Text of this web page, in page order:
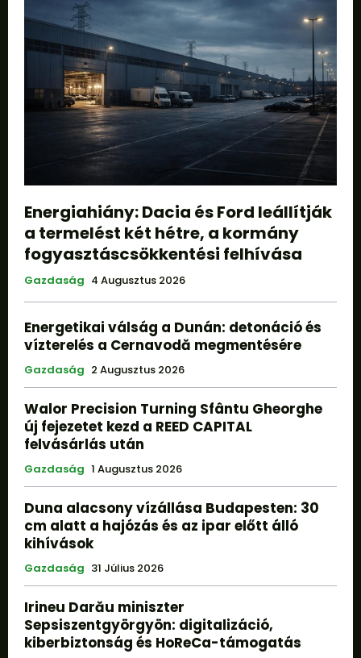
Energiahiány: Dacia és Ford leállítják
a termelést két hétre, a kormány
fogyasztáscsökkentési felhívása
Gazdaság 4 Augusztus 2026
Energetikai válság a Dunán: detonáció és
vízterelés a Cernavodă megmentésére
Gazdaság 2 Augusztus 2026
Walor Precision Turning Sfântu Gheorghe
új fejezetet kezd a REED CAPITAL
felvásárlás után
Gazdaság 1 Augusztus 2026
Duna alacsony vízállása Budapesten: 30
cm alatt a hajózás és az ipar előtt álló
kihívások
Gazdaság 31 Július 2026
Irineu Darău miniszter
Sepsiszentgyörgyön: digitalizáció,
kiberbiztonság és HoReCa-támogatás